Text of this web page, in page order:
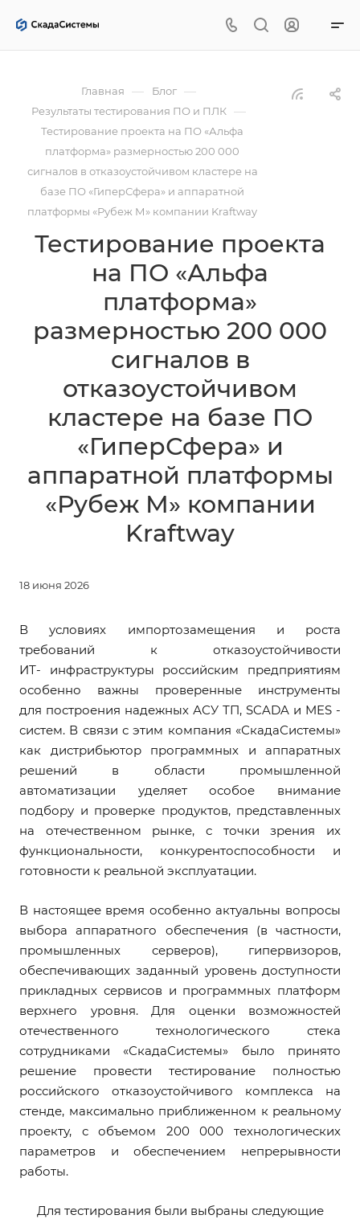
Главная — Блог —
Результаты тестирования ПО и ПЛК —
Тестирование проекта на ПО «Альфа
платформа» размерностью 200 000
сигналов в отказоустойчивом кластере на
базе ПО «ГиперСфера» и аппаратной
платформы «Рубеж М» компании Kraftway
Тестирование проекта
на ПО «Альфа
платформа»
размерностью 200 000
сигналов в
отказоустойчивом
кластере на базе ПО
«ГиперСфера» и
аппаратной платформы
«Рубеж М» компании
Kraftway
18 июня 2026
В условиях импортозамещения и роста
требований к отказоустойчивости
ИТ- инфраструктуры российским предприятиям
особенно важны проверенные инструменты
для построения надежных АСУ ТП, SCADA и MES -
систем. В связи с этим компания «СкадаСистемы»
как дистрибьютор программных и аппаратных
решений в области промышленной
автоматизации уделяет особое внимание
подбору и проверке продуктов, представленных
на отечественном рынке, с точки зрения их
функциональности, конкурентоспособности и
готовности к реальной эксплуатации.
В настоящее время особенно актуальны вопросы
выбора аппаратного обеспечения (в частности,
промышленных серверов), гипервизоров,
обеспечивающих заданный уровень доступности
прикладных сервисов и программных платформ
верхнего уровня. Для оценки возможностей
отечественного технологического стека
сотрудниками «СкадаСистемы» было принято
решение провести тестирование полностью
российского отказоустойчивого комплекса на
стенде, максимально приближенном к реальному
проекту, с объемом 200 000 технологических
параметров и обеспечением непрерывности
работы.
Для тестирования были выбраны следующие